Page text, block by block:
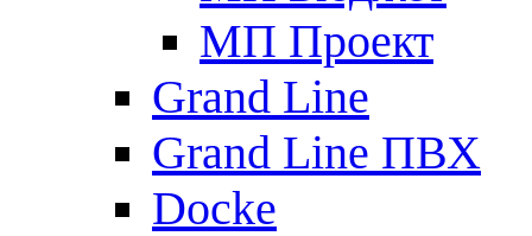
МП Проект
Grand Line
Grand Line ПВХ
Docke